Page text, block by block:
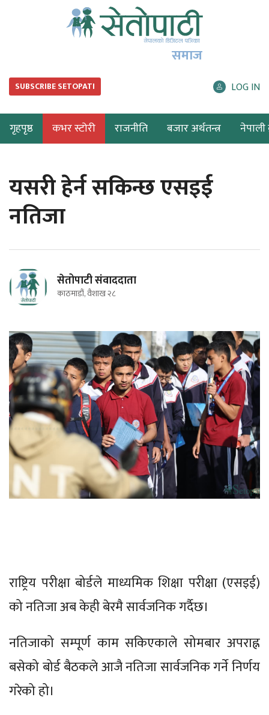
समाज
SUBSCRIBE SETOPATI LOG IN
गृहपृष्ठ कभर स्टोरी राजनीति बजार अर्थतन्त्र नेपाली
यसरी हेर्न सकिन्छ एसइई
नतिजा
सेतोपाटी संवाददाता
काठमाडौं, वैशाख २८
राष्ट्रिय परीक्षा बोर्डले माध्यमिक शिक्षा परीक्षा (एसइई)
को नतिजा अब केही बेरमै सार्वजनिक गर्दैछ।
नतिजाको सम्पूर्ण काम सकिएकाले सोमबार अपराह्न
बसेको बोर्ड बैठकले आजै नतिजा सार्वजनिक गर्ने निर्णय
गरेको हो।